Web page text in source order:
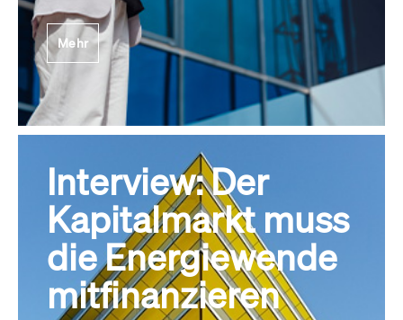
Mehr
Interview: Der
Kapitalmarkt muss
die Energiewende
mitfinanzieren